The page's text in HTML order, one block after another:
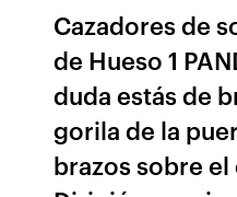
Cazadores de
de Hueso 1
duda estás de
gorila de la
brazos sobre